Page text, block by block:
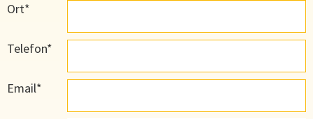
Ort*
Telefon*
Email*